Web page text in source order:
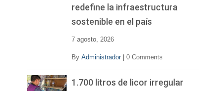
redefine la infraestructura
sostenible en el país
7 agosto, 2026
By Administrador 0 Comments
1.700 litros de licor irregular